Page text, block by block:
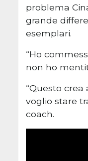
problema
grande
esemplari.
“Ho
non ho
“Questo
voglio stare
coach.